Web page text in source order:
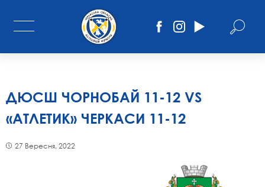
ДЮСШ ЧОРНОБАЙ 11-12 VS
«АТЛЕТИК» ЧЕРКАСИ 11-12
27 Вересня, 2022